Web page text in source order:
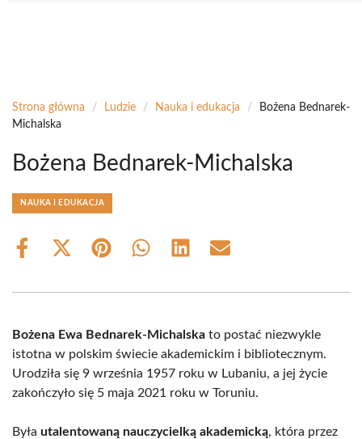
Strona główna / Ludzie / Nauka i edukacja /
Bożena Bednarek-
Michalska
Bożena Bednarek-Michalska
NAUKA I EDUKACJA
Share
Share
(Twitter)
Share Share Share Share
Bożena Ewa Bednarek-Michalska to postać niezwykle
istotna w polskim świecie akademickim i bibliotecznym.
Urodziła się 9 września 1957 roku w Lubaniu, a jej życie
zakończyło się 5 maja 2021 roku w Toruniu.
Była utalentowaną nauczycielką akademicką, która przez